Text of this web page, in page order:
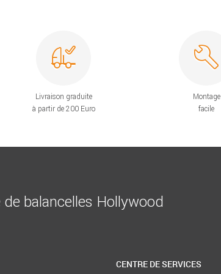
Livraison graduite
à partir de 200 Euro
Montage
facile
balancelles Hollywood
CENTRE DE SERVICES